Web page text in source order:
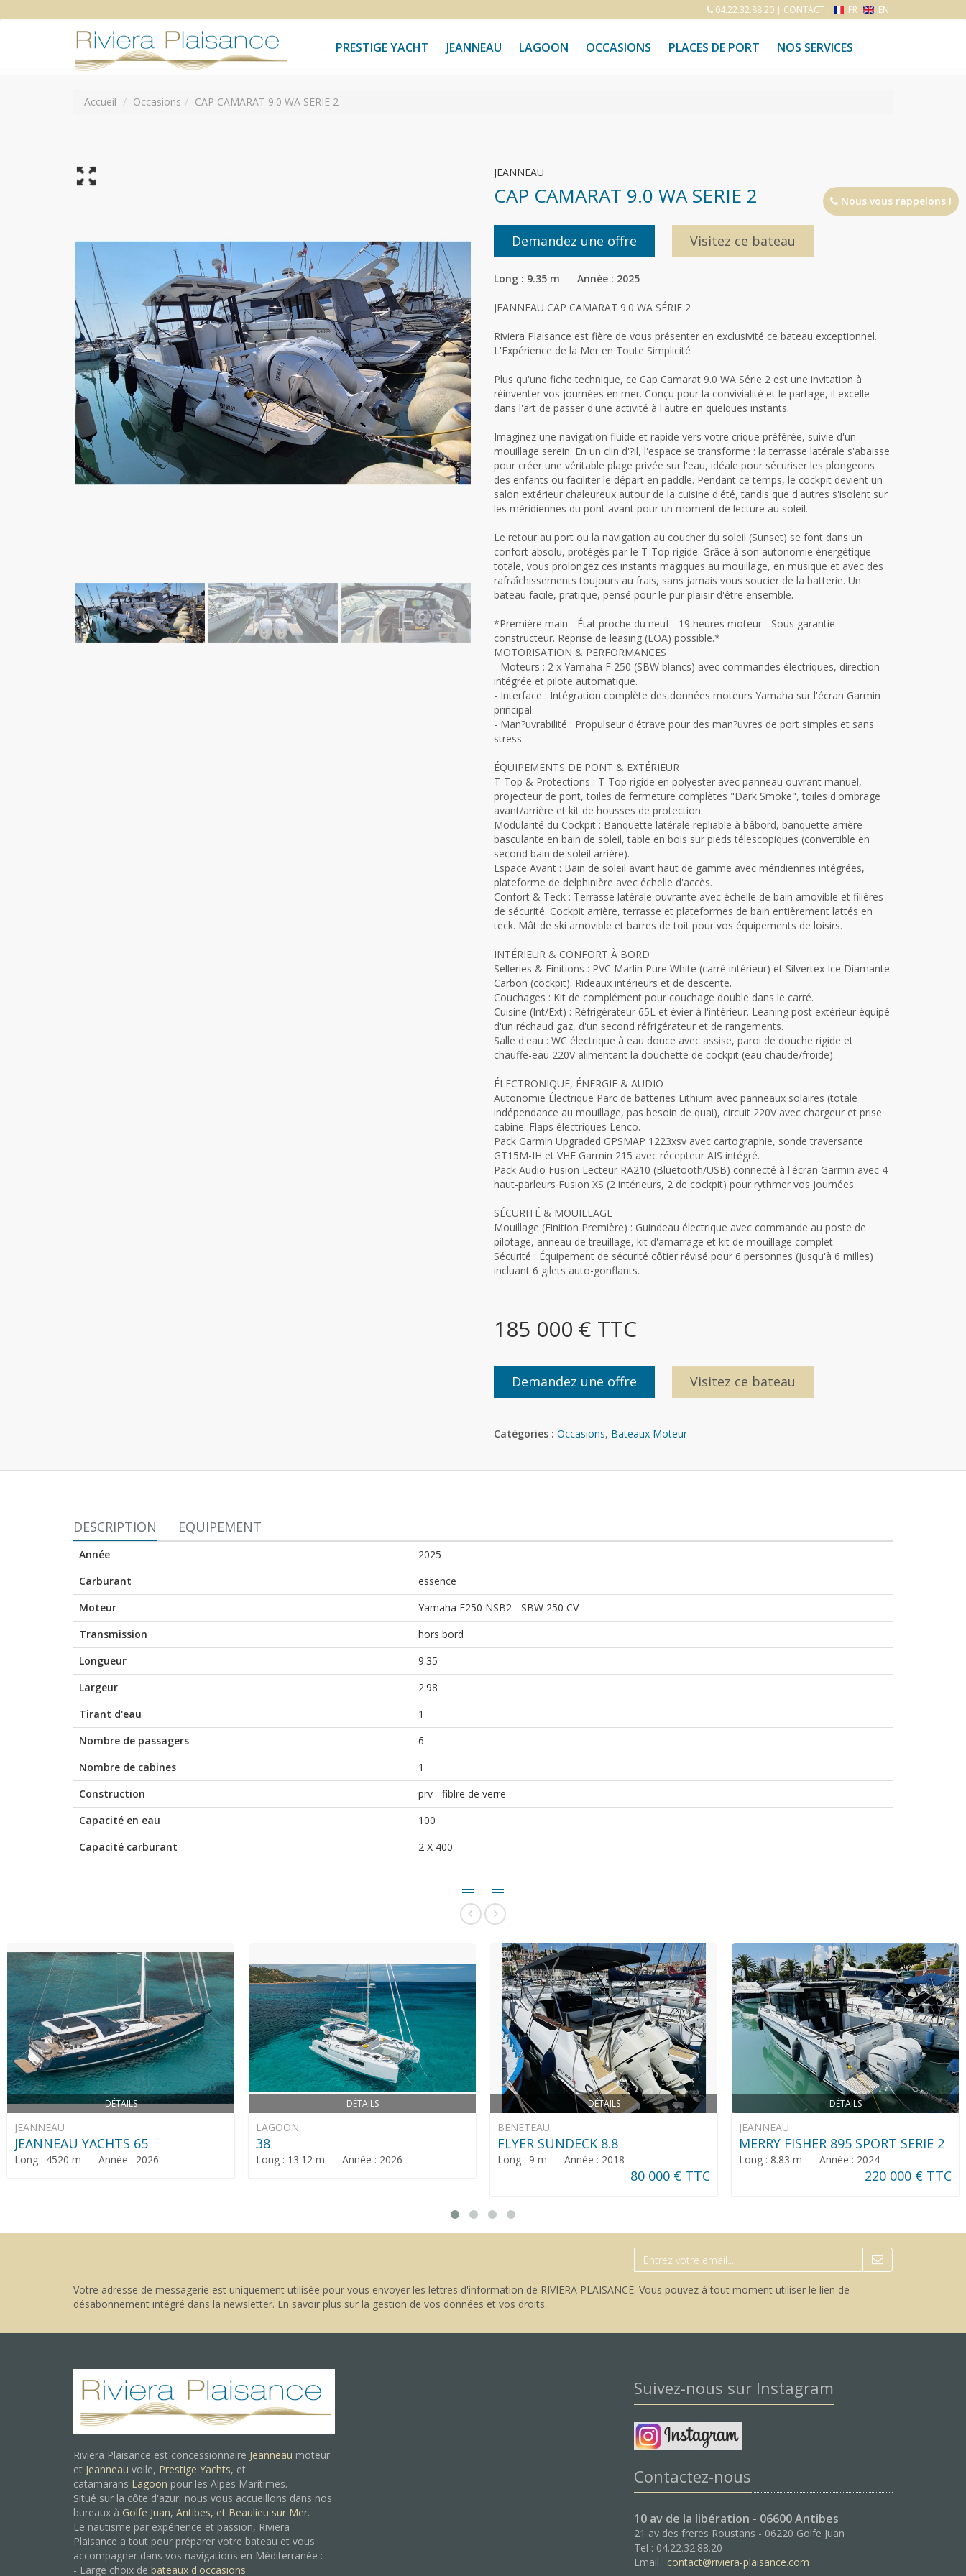
04.22.32.88.20| CONTACT| FR EN
PRESTIGE YACHT JEANNEAU LAGOON OCCASIONS PLACES DE PORT NOS SERVICES
Accueil Occasions CAP CAMARAT 9.0 WA SERIE 2
JEANNEAU
CAP CAMARAT 9.0 WA SERIE 2
Demandez une offre Visitez ce bateau
Long : 9.35 m Année : 2025
JEANNEAU CAP CAMARAT 9.0 WA SÉRIE 2
Riviera Plaisance est fière de vous présenter en exclusivité ce bateau exceptionnel.
L'Expérience de la Mer en Toute Simplicité
Plus qu'une fiche technique, ce Cap Camarat 9.0 WA Série 2 est une invitation à
réinventer vos journées en mer. Conçu pour la convivialité et le partage, il excelle
dans l'art de passer d'une activité à l'autre en quelques instants.
Imaginez une navigation fluide et rapide vers votre crique préférée, suivie d'un
mouillage serein. En un clin d'?il, l'espace se transforme : la terrasse latérale s'abaisse
pour créer une véritable plage privée sur l'eau, idéale pour sécuriser les plongeons
des enfants ou faciliter le départ en paddle. Pendant ce temps, le cockpit devient un
salon extérieur chaleureux autour de la cuisine d'été, tandis que d'autres s'isolent sur
les méridiennes du pont avant pour un moment de lecture au soleil.
Le retour au port ou la navigation au coucher du soleil (Sunset) se font dans un
confort absolu, protégés par le T-Top rigide. Grâce à son autonomie énergétique
totale, vous prolongez ces instants magiques au mouillage, en musique et avec des
rafraîchissements toujours au frais, sans jamais vous soucier de la batterie. Un
bateau facile, pratique, pensé pour le pur plaisir d'être ensemble.
*Première main - État proche du neuf - 19 heures moteur - Sous garantie
constructeur. Reprise de leasing (LOA) possible.*
MOTORISATION & PERFORMANCES
- Moteurs : 2 x Yamaha F 250 (SBW blancs) avec commandes électriques, direction
intégrée et pilote automatique.
- Interface : Intégration complète des données moteurs Yamaha sur l'écran Garmin
principal.
- Man?uvrabilité : Propulseur d'étrave pour des man?uvres de port simples et sans
stress.
ÉQUIPEMENTS DE PONT & EXTÉRIEUR
T-Top & Protections : T-Top rigide en polyester avec panneau ouvrant manuel,
projecteur de pont, toiles de fermeture complètes "Dark Smoke", toiles d'ombrage
avant/arrière et kit de housses de protection.
Modularité du Cockpit : Banquette latérale repliable à bâbord, banquette arrière
basculante en bain de soleil, table en bois sur pieds télescopiques (convertible en
second bain de soleil arrière).
Espace Avant : Bain de soleil avant haut de gamme avec méridiennes intégrées,
plateforme de delphinière avec échelle d'accès.
Confort & Teck : Terrasse latérale ouvrante avec échelle de bain amovible et filières
de sécurité. Cockpit arrière, terrasse et plateformes de bain entièrement lattés en
teck. Mât de ski amovible et barres de toit pour vos équipements de loisirs.
INTÉRIEUR & CONFORT À BORD
Selleries & Finitions : PVC Marlin Pure White (carré intérieur) et Silvertex Ice Diamante
Carbon (cockpit). Rideaux intérieurs et de descente.
Couchages : Kit de complément pour couchage double dans le carré.
Cuisine (Int/Ext) : Réfrigérateur 65L et évier à l'intérieur. Leaning post extérieur équipé
d'un réchaud gaz, d'un second réfrigérateur et de rangements.
Salle d'eau : WC électrique à eau douce avec assise, paroi de douche rigide et
chauffe-eau 220V alimentant la douchette de cockpit (eau chaude/froide).
ÉLECTRONIQUE, ÉNERGIE & AUDIO
Autonomie Électrique Parc de batteries Lithium avec panneaux solaires (totale
indépendance au mouillage, pas besoin de quai), circuit 220V avec chargeur et prise
cabine. Flaps électriques Lenco.
Pack Garmin Upgraded GPSMAP 1223xsv avec cartographie, sonde traversante
GT15M-IH et VHF Garmin 215 avec récepteur AIS intégré.
Pack Audio Fusion Lecteur RA210 (Bluetooth/USB) connecté à l'écran Garmin avec 4
haut-parleurs Fusion XS (2 intérieurs, 2 de cockpit) pour rythmer vos journées.
SÉCURITÉ & MOUILLAGE
Mouillage (Finition Première) : Guindeau électrique avec commande au poste de
pilotage, anneau de treuillage, kit d'amarrage et kit de mouillage complet.
Sécurité : Équipement de sécurité côtier révisé pour 6 personnes (jusqu'à 6 milles)
incluant 6 gilets auto-gonflants.
185 000 € TTC
Demandez une offre Visitez ce bateau
Catégories : Occasions, Bateaux Moteur
DESCRIPTION EQUIPEMENT
Année
2025
Carburant
essence
Moteur
Yamaha F250 NSB2 - SBW 250 CV
Transmission
hors bord
Longueur
9.35
Largeur
2.98
Tirant d'eau
1
Nombre de passagers
6
Nombre de cabines
1
Construction
prv - fiblre de verre
Capacité en eau
100
Capacité carburant
2 X 400
DÉTAILS
JEANNEAU
JEANNEAU YACHTS 65
Long : 4520 m Année : 2026
DÉTAILS
LAGOON
38
Long : 13.12 m Année : 2026
DÉTAILS
BENETEAU
FLYER SUNDECK 8.8
Long : 9 m Année : 2018
80 000 € TTC
DÉTAILS
JEANNEAU
MERRY FISHER 895 SPORT SERIE 2
Long : 8.83 m Année : 2024
220 000 € TTC
Votre adresse de messagerie est uniquement utilisée pour vous envoyer les lettres d'information de RIVIERA PLAISANCE. Vous pouvez à tout moment utiliser le lien de
désabonnement intégré dans la newsletter. En savoir plus sur la gestion de vos données et vos droits.
Riviera Plaisance est concessionnaire Jeanneau moteur
et Jeanneau voile, Prestige Yachts, et
catamarans Lagoon pour les Alpes Maritimes.
Situé sur la côte d'azur, nous vous accueillons dans nos
bureaux à Golfe Juan, Antibes, et Beaulieu sur Mer.
Le nautisme par expérience et passion, Riviera
Plaisance a tout pour préparer votre bateau et vous
accompagner dans vos navigations en Méditerranée :
- Large choix de bateaux d'occasions
Suivez-nous sur Instagram
Contactez-nous
10 av de la libération - 06600 Antibes
21 av des freres Roustans - 06220 Golfe Juan
Tel : 04.22.32.88.20
Email : contact@riviera-plaisance.com
Nous vous rappelons !